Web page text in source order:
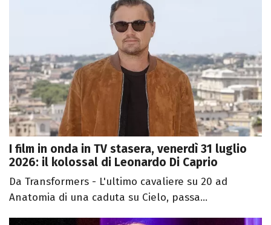
I film in onda in TV stasera, venerdì 31 luglio
2026: il kolossal di Leonardo Di Caprio
Da Transformers - L'ultimo cavaliere su 20 ad
Anatomia di una caduta su Cielo, passa...